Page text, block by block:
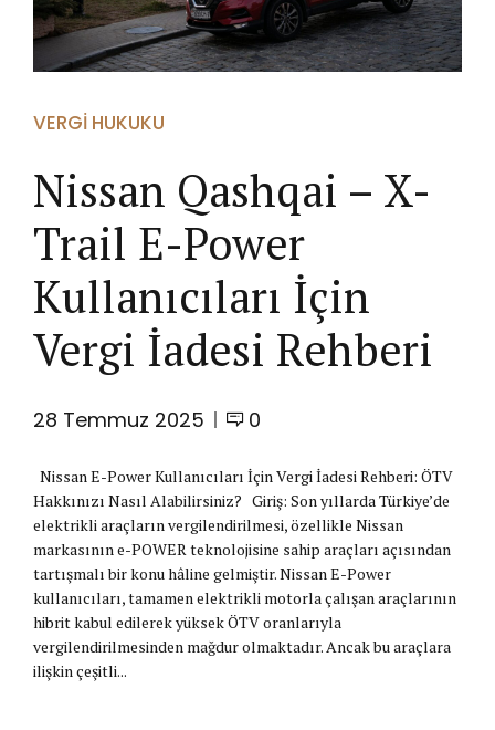
VERGI HUKUKU
Nissan Qashqai – X-
Trail E-Power
Kullanıcıları İçin
Vergi İadesi Rehberi
28 Temmuz 2025 0
Nissan E-Power Kullanıcıları İçin Vergi İadesi Rehberi: ÖTV
Hakkınızı Nasıl Alabilirsiniz? Giriş: Son yıllarda Türkiye’de
elektrikli araçların vergilendirilmesi, özellikle Nissan
markasının e-POWER teknolojisine sahip araçları açısından
tartışmalı bir konu hâline gelmiştir. Nissan E-Power
kullanıcıları, tamamen elektrikli motorla çalışan araçlarının
hibrit kabul edilerek yüksek ÖTV oranlarıyla
vergilendirilmesinden mağdur olmaktadır. Ancak bu araçlara
ilişkin çeşitli...